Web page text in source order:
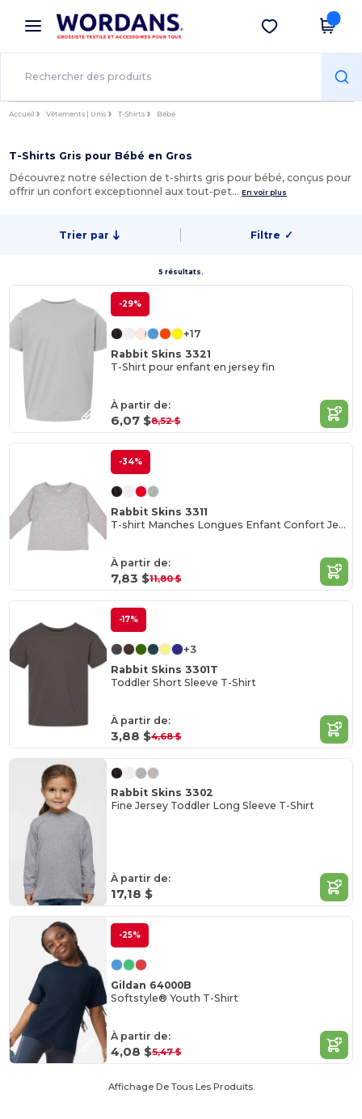
× Appli Wordans
Meilleurs prix sur l’app !
Obtenir l'appli
Accueil Vêtements | Unis T-Shirts Bébé
T-Shirts Gris pour Bébé en Gros
Découvrez notre sélection de t-shirts gris pour bébé, conçus pour
offrir un confort exceptionnel aux tout-pet…En voir plus
Trier par Filtre ✓
5 résultats.
-29%
+17
Rabbit Skins 3321
T-Shirt pour enfant en jersey fin
À partir de:
6,07 $8,52 $
-34%
Rabbit Skins 3311
T-shirt Manches Longues Enfant Confort Jersey
À partir de:
7,83 $11,80 $
-17%
+3
Rabbit Skins 3301T
Toddler Short Sleeve T-Shirt
À partir de:
3,88 $4,68 $
Rabbit Skins 3302
Fine Jersey Toddler Long Sleeve T-Shirt
À partir de:
17,18 $
-25%
Gildan 64000B
Softstyle® Youth T-Shirt
À partir de:
4,08 $5,47 $
Affichage De Tous Les Produits.